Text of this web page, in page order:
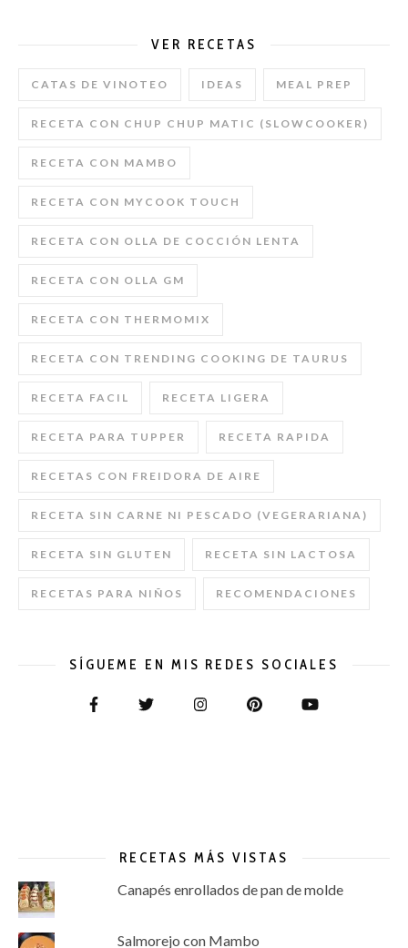
VER RECETAS
CATAS DE VINOTEO IDEAS MEAL PREP
RECETA CON CHUP CHUP MATIC (SLOWCOOKER)
RECETA CON MAMBO
RECETA CON MYCOOK TOUCH
RECETA CON OLLA DE COCCIÓN LENTA
RECETA CON OLLA GM
RECETA CON THERMOMIX
RECETA CON TRENDING COOKING DE TAURUS
RECETA FACIL RECETA LIGERA
RECETA PARA TUPPER RECETA RAPIDA
RECETAS CON FREIDORA DE AIRE
RECETA SIN CARNE NI PESCADO (VEGERARIANA)
RECETA SIN GLUTEN RECETA SIN LACTOSA
RECETAS PARA NIÑOS RECOMENDACIONES
SÍGUEME EN MIS REDES SOCIALES
RECETAS MÁS VISTAS
Canapés enrollados de pan de molde
Salmorejo con Mambo